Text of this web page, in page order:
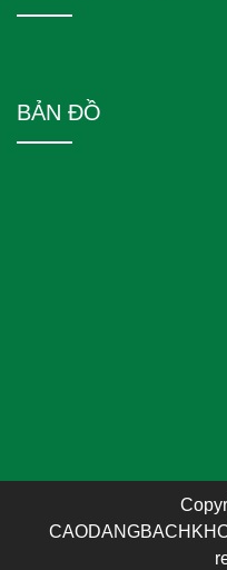
BẢN ĐỒ